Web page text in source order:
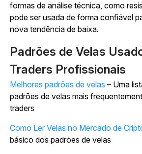
formas de análise técnica, como
pode ser usada de forma confiável
nova tendência de baixa.
Padrões de Velas
Traders Profissionais
Melhores padrões de velas – Uma
padrões de velas mais
traders
Como Ler Velas no Mercado de
básico dos padrões de velas